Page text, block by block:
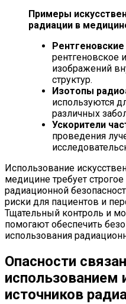
Примеры
радиации в
рентгеновское
изображений
структур.
Изотопы
используются
различных
Ускорители
проведения
Использование
медицине требует
радиационной
риски для пациентов и
Тщательный контроль и
помогают обеспечить
использования
Опасности
использованием
источников